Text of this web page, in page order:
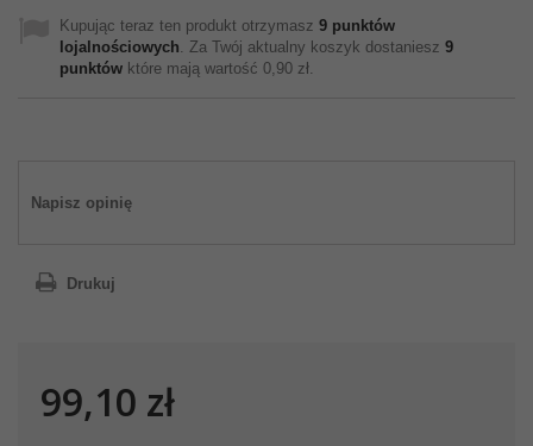
Kupując teraz ten produkt otrzymasz 9 punktów
lojalnościowych. Za Twój aktualny koszyk dostaniesz 9
punktów które mają wartość 0,90 zł.
Napisz opinię
Drukuj
99,10 zł